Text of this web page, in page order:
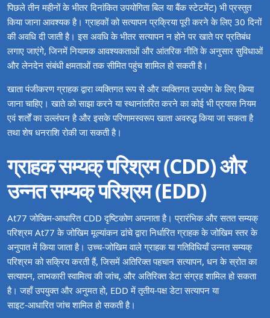
पिछले तीन महीनों के भीतर दिनांकित उपयोगिता बिल या बैंक स्टेटमेंट) भी प्रस्तुत
किया जाना आवश्यक है। ग्राहकों को सत्यापन प्रक्रिया पूरी करने के लिए 30 दिनों
की अवधि दी जाती है। इस अवधि के भीतर सत्यापन न होने पर खाते पर प्रतिबंध
लगाए जाएंगे, जिनमें नियामक आवश्यकताओं और आंतरिक नीति के अनुसार सुविधाओं
और लेनदेन संबंधी क्षमताओं तक सीमित पहुंच शामिल हो सकती है।
खाता पंजीकरण ग्राहक द्वारा व्यक्तिगत रूप से और व्यक्तिगत उपयोग के लिए किया
जाना चाहिए। खाते को साझा करने या स्थानांतरित करने का कोई भी प्रयास नियम
एवं शर्तों का उल्लंघन है और इसके परिणामस्वरूप खाता अवरुद्ध किया जा सकता है
तथा शेष धनराशि रोकी जा सकती है।
ग्राहक सम्यक् परिश्रम (CDD) और
उन्नत सम्यक् परिश्रम (EDD)
At77 जोखिम‑आधारित CDD दृष्टिकोण अपनाता है। प्रारंभिक और सतत सम्यक्
परिश्रम At77 के जोखिम मूल्यांकन ढांचे द्वारा निर्धारित ग्राहक के जोखिम स्तर के
अनुपात में किया जाता है। उच्च‑जोखिम वाले ग्राहक या गतिविधियाँ उन्नत सम्यक्
परिश्रम को सक्रिय करती हैं, जिसमें अतिरिक्त पहचान सत्यापन, धन के स्रोत का
सत्यापन, लाभकारी स्वामित्व की जांच, और अतिरिक्त डेटा संग्रह शामिल हो सकता
है। जहाँ उपयुक्त और अनुमत हो, EDD में तृतीय‑पक्ष डेटा सत्यापन या
साइट‑आधारित जांच शामिल हो सकती है।